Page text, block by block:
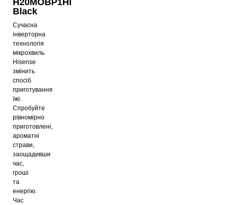
Black
Сучасна
інверторна
технологія
мікрохвиль
Hisense
змінить
спосіб
приготування
їжі.
Спробуйте
рівномірно
приготовлені,
ароматні
страви,
заощадивши
час,
гроші
та
енергію.
Час